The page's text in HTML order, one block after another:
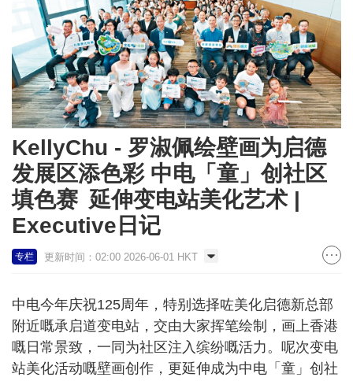
KellyChu - 罗淑佩绘壁画为启德
发展区添色彩 中电「童」创社区
填色赛 延伸变电站美化艺术 |
Executive日记
专栏 更新时间：02:00 2026-06-01 HKT
中电今年庆祝125周年，特别选择咗美化启德新总部
附近嘅承启道变电站，交由大家挥笔绘制，画上香港
嘅日常景致，一同为社区注入缤纷嘅活力。呢次变电
站美化活动嘅壁画创作，更延伸成为中电「童」创社